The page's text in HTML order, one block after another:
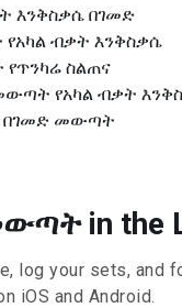
እንቅስቃሴ በገመድ
ብቃት እንቅስቃሴ
ስልጠና
የአካል ብቃት
በገመድ መውጣት
in the
log your sets, and
iOS and Android.